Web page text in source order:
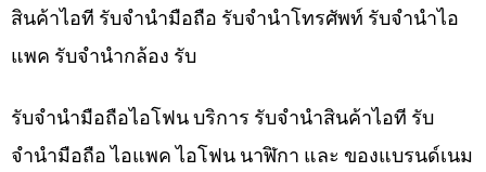
สินค้าไอที รับจำนำมือถือ รับจำนำโทรศัพท์ รับจำนำไอ
แพค รับจำนำกล้อง รับ
รับจำนำมือถือไอโฟน บริการ รับจำนำสินค้าไอที รับ
จำนำมือถือ ไอแพค ไอโฟน นาฬิกา และ ของแบรนด์เนม